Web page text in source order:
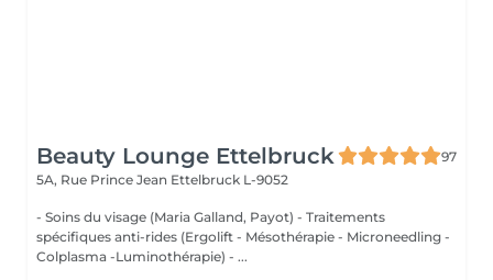
Beauty Lounge Ettelbruck
97
5A, Rue Prince Jean Ettelbruck L-9052
- Soins du visage (Maria Galland, Payot) - Traitements
spécifiques anti-rides (Ergolift - Mésothérapie - Microneedling -
Colplasma -Luminothérapie) - ...